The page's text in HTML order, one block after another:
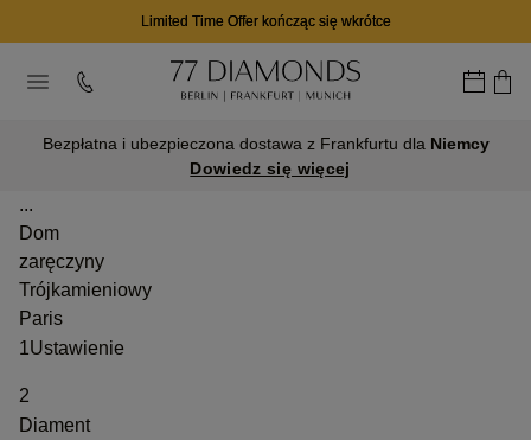
Limited Time Offer kończąc się wkrótce
Bezpłatna i ubezpieczona dostawa z Frankfurtu dla Niemcy
Dowiedz się więcej
...
Dom
zaręczyny
Trójkamieniowy
Paris
1Ustawienie
2
Diament